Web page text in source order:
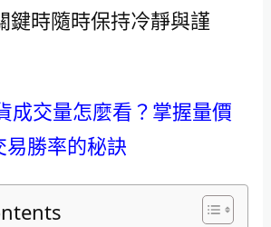
鍵時隨時保持冷靜與謹
成交量怎麼看？掌握量價
易勝率的秘訣